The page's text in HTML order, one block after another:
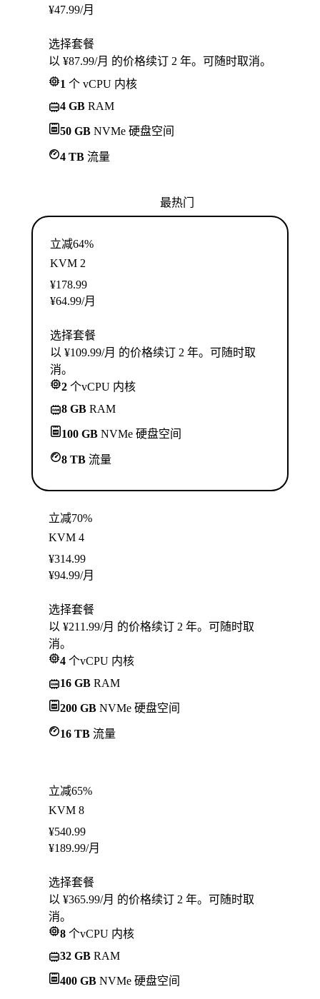
¥47.99/月
选择套餐
以 ¥87.99/月 的价格续订 2 年。可随时取消。
1 个 vCPU 内核
4 GB RAM
50 GB NVMe 硬盘空间
4 TB 流量
最热门
立减64%
KVM 2
¥178.99
¥64.99/月
选择套餐
以 ¥109.99/月 的价格续订 2 年。可随时取
消。
2 个vCPU 内核
8 GB RAM
100 GB NVMe 硬盘空间
8 TB 流量
立减70%
KVM 4
¥314.99
¥94.99/月
选择套餐
以 ¥211.99/月 的价格续订 2 年。可随时取
消。
4 个vCPU 内核
16 GB RAM
200 GB NVMe 硬盘空间
16 TB 流量
立减65%
KVM 8
¥540.99
¥189.99/月
选择套餐
以 ¥365.99/月 的价格续订 2 年。可随时取
消。
8 个vCPU 内核
32 GB RAM
400 GB NVMe 硬盘空间